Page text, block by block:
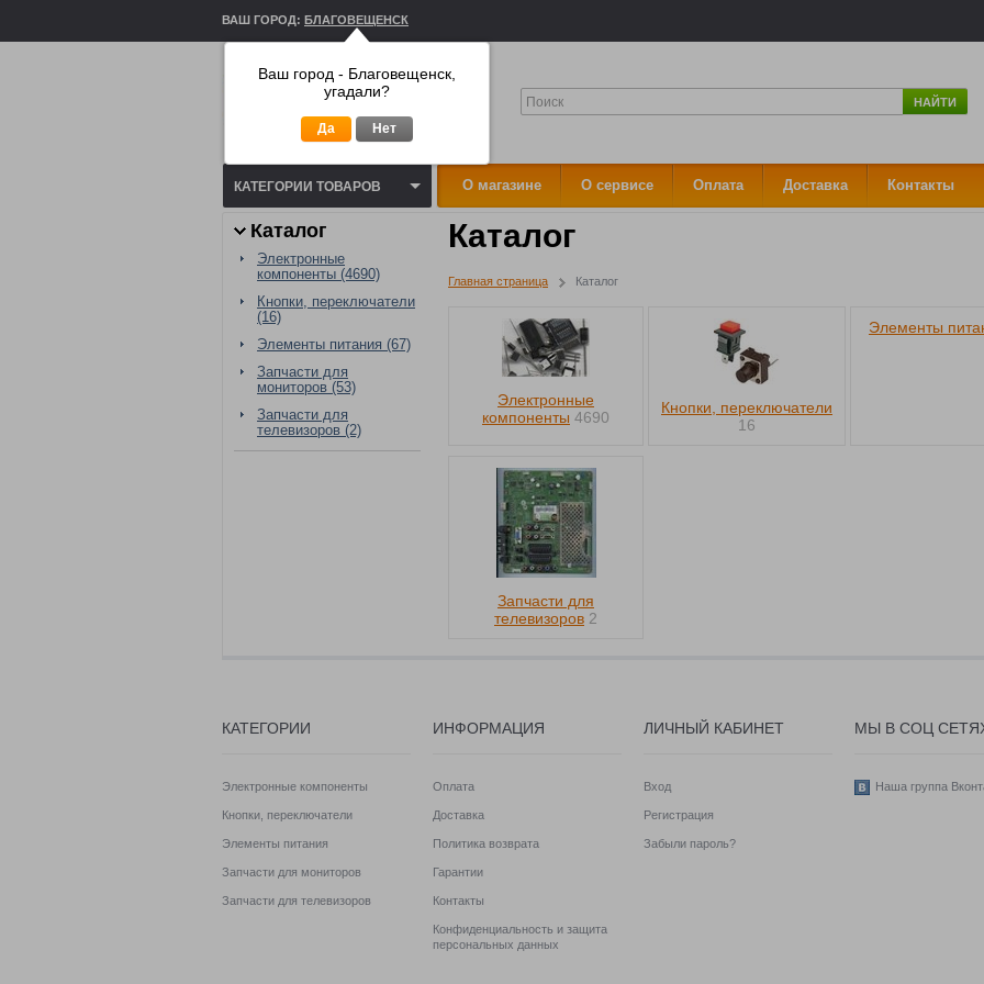
ВАШ ГОРОД: БЛАГОВЕЩЕНСК
НАЙТИ
КАТЕГОРИИ ТОВАРОВ О магазине О сервисе Оплата Доставка Контакты
Каталог
Электронные
компоненты (4690)
Кнопки, переключатели
(16)
Элементы питания (67)
Запчасти для
мониторов (53)
Запчасти для
телевизоров (2)
Каталог
Главная страница Каталог
Электронные
компоненты 4690
Кнопки, переключатели
16
Элементы
Запчасти для
телевизоров 2
КАТЕГОРИИ
Электронные компоненты
Кнопки, переключатели
Элементы питания
Запчасти для мониторов
Запчасти для телевизоров
ИНФОРМАЦИЯ
Оплата
Доставка
Политика возврата
Гарантии
Контакты
Конфиденциальность и защита
персональных данных
ЛИЧНЫЙ КАБИНЕТ
Вход
Регистрация
Забыли пароль?
МЫ В СОЦ
Наша группа
Ваш город - Благовещенск,
угадали?
Да Нет